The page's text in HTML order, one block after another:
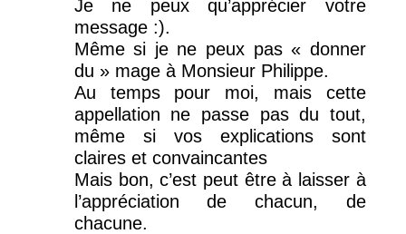
Je ne peux qu’apprécier votre
message :).
Même si je ne peux pas « donner
du » mage à Monsieur Philippe.
Au temps pour moi, mais cette
appellation ne passe pas du tout,
même si vos explications sont
claires et convaincantes
Mais bon, c’est peut être à laisser à
l’appréciation de chacun, de
chacune.